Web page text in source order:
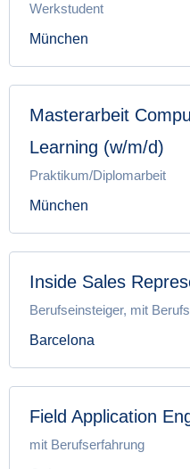
Werkstudent
München
Masterarbeit
Learning (w/m/d)
Praktikum/Diplomarbeit
München
Inside Sales
Berufseinsteiger, mit
Barcelona
Field Application
mit Berufserfahrung